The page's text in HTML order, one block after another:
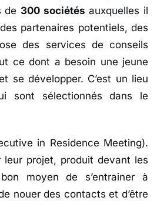
de 300 sociétés auxquelles il
partenaires potentiels, des
des services de conseils
ce dont a besoin une jeune
se développer. C’est un lieu
sont sélectionnés dans le
in Residence Meeting).
projet, produit devant les
moyen de s’entrainer à
nouer des contacts et d’être